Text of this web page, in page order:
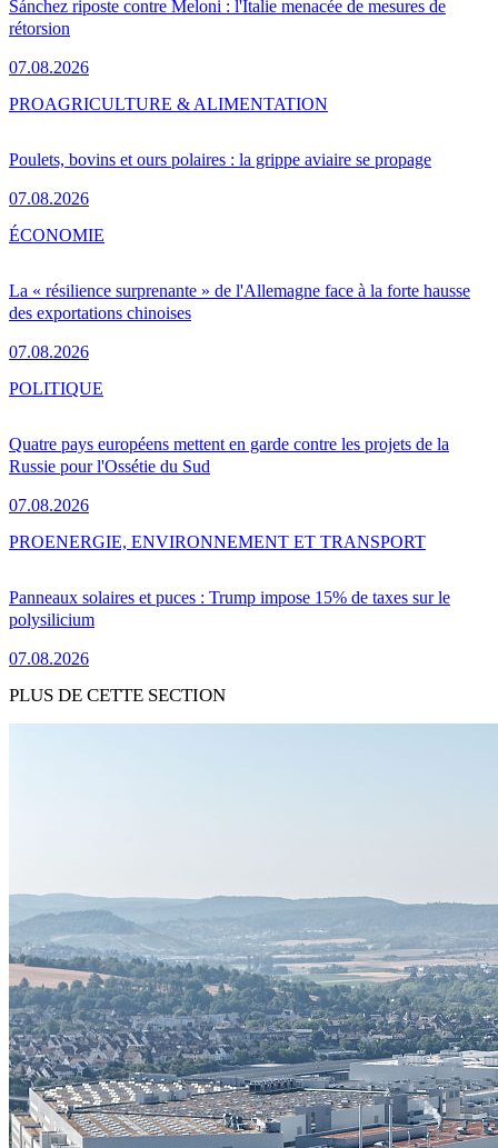
Sánchez riposte contre Meloni : l'Italie menacée de mesures de
rétorsion
07.08.2026
Poulets, bovins et ours polaires : la grippe aviaire se propage
07.08.2026
PROAGRICULTURE & ALIMENTATION
La « résilience surprenante » de l'Allemagne face à la forte hausse
des exportations chinoises
07.08.2026
ÉCONOMIE
Quatre pays européens mettent en garde contre les projets de la
Russie pour l'Ossétie du Sud
07.08.2026
POLITIQUE
Panneaux solaires et puces : Trump impose 15% de taxes sur le
polysilicium
07.08.2026
PROENERGIE, ENVIRONNEMENT ET TRANSPORT
PLUS DE CETTE SECTION